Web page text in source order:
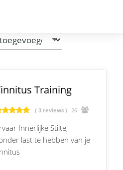
Training
( 3 reviews ) 26
Innerlijke Stilte,
last te hebben van je